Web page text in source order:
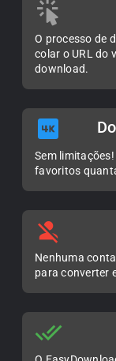
O processo de
colar o URL do
download.
Sem
favoritos
Nenhuma
para converter